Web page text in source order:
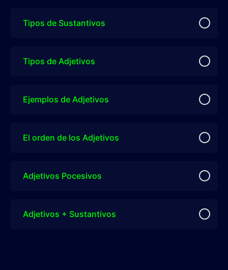
Tipos de Sustantivos
Tipos de Adjetivos
Ejemplos de Adjetivos
El orden de los Adjetivos
Adjetivos Pocesivos
Adjetivos + Sustantivos